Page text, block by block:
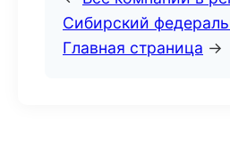
Сибирский
Главная страница →